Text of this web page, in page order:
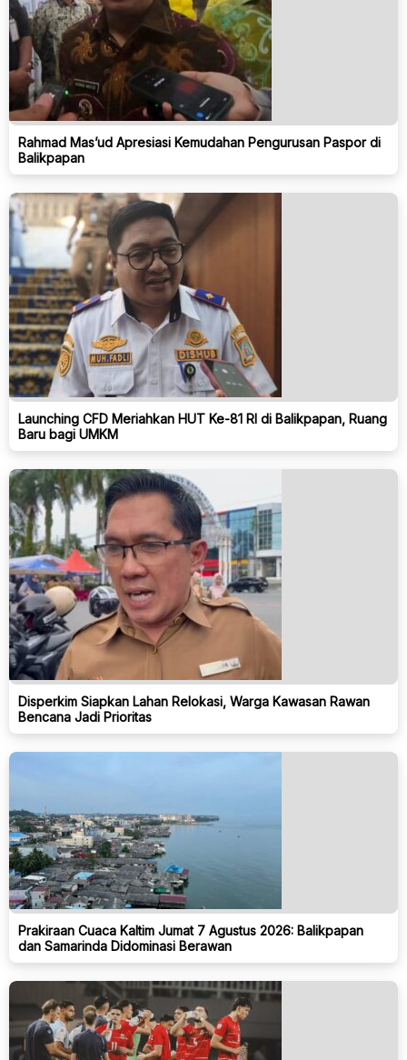
Rahmad Mas’ud Apresiasi Kemudahan Pengurusan Paspor di
Balikpapan
Launching CFD Meriahkan HUT Ke-81 RI di Balikpapan, Ruang
Baru bagi UMKM
Disperkim Siapkan Lahan Relokasi, Warga Kawasan Rawan
Bencana Jadi Prioritas
Prakiraan Cuaca Kaltim Jumat 7 Agustus 2026: Balikpapan
dan Samarinda Didominasi Berawan